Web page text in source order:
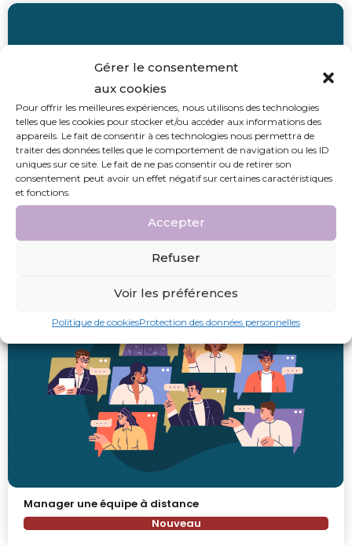
Gérer le consentement
aux cookies
Pour offrir les meilleures expériences, nous utilisons des technologies
telles que les cookies pour stocker et/ou accéder aux informations des
appareils. Le fait de consentir à ces technologies nous permettra de
traiter des données telles que le comportement de navigation ou les ID
uniques sur ce site. Le fait de ne pas consentir ou de retirer son
consentement peut avoir un effet négatif sur certaines caractéristiques
et fonctions.
Accepter
Refuser
Voir les préférences
Politique de cookiesProtection des données personnelles
Manager dans la diversité culturelle
Nouveau
Manager une équipe à distance
Nouveau